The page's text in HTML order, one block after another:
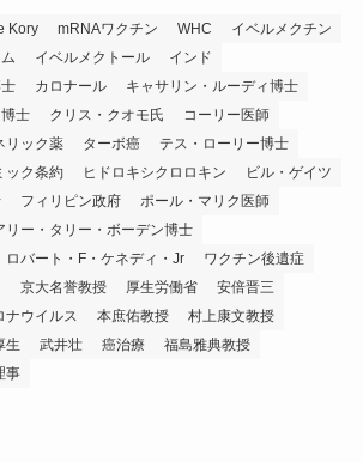
Kory mRNAワクチン WHC
イベルメクチン
イベルメクトール
インド
カロナール
キャサリン・ルーディ博士
士
クリス・クオモ氏
コーリー医師
リック薬 ターボ癌
テス・ローリー博士
ック条約 ヒドロキシクロロキン
ビル・ゲイツ
フィリピン政府
ポール・マリク医師
リー・タリー・ボーデン博士
ロバート・F・ケネディ・Jr
ワクチン後遺症
京大名誉教授 厚生労働省
安倍晋三
ナウイルス 本庶佑教授
村上康文教授
生 武井壮 癌治療
福島雅典教授
事